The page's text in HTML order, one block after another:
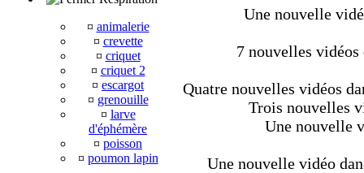
¤ animalerie
¤ crevette
¤ criquet
¤ criquet 2
¤ escargot
¤ grenouille
¤ larve
d'éphémère
¤ poisson
¤ poumon lapin
Une nouvelle
7 nouvelles
Quatre nouvelles vidéos
Trois nouvelles
Une nouvelle
Une nouvelle vidéo